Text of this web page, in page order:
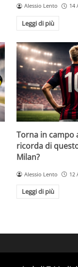
Alessio Lento 14
Leggi di più
Torna in campo
ricorda di
Milan?
Alessio Lento 12
Leggi di più